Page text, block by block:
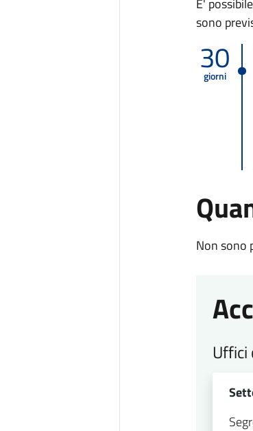
E'
sono
30
giorni
Non sono
Uffici